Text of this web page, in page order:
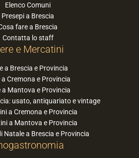
Elenco Comuni
Presepi a Brescia
fare a Brescia
Contatta lo staff
e Mercatini
a Brescia e Provincia
a Cremona e Provincia
a Mantova e Provincia
usato, antiquariato e vintage
a Cremona e Provincia
a Mantova e Provincia
Natale a Brescia e Provincia